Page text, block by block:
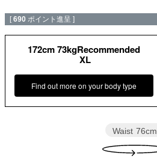
[ 690 ポイント進呈 ]
172cm 73kgRecommended
XL
Find out more on your body type
Waist 76cm